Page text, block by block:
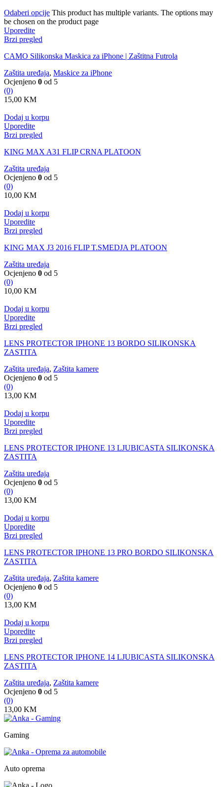
Odaberi opcije This product has multiple variants. The options may
be chosen on the product page
Uporedite
Brzi pregled
CAMO Silikonska Maskica za iPhone | Zaštitna Futrola
Zaštita uređaja, Maskice za iPhone
Ocjenjeno 0 od 5
(0)
15,00 KM
Dodaj u korpu
Uporedite
Brzi pregled
KING MAX A31 FLIP CRNA PLATOON
Zaštita uređaja
Ocjenjeno 0 od 5
(0)
10,00 KM
Dodaj u korpu
Uporedite
Brzi pregled
KING MAX J3 2016 FLIP T.SMEDJA PLATOON
Zaštita uređaja
Ocjenjeno 0 od 5
(0)
10,00 KM
Dodaj u korpu
Uporedite
Brzi pregled
LENS PROTECTOR IPHONE 13 BORDO SILIKONSKA
ZASTITA
Zaštita uređaja, Zaštita kamere
Ocjenjeno 0 od 5
(0)
13,00 KM
Dodaj u korpu
Uporedite
Brzi pregled
LENS PROTECTOR IPHONE 13 LJUBICASTA SILIKONSKA
ZASTITA
Zaštita uređaja
Ocjenjeno 0 od 5
(0)
13,00 KM
Dodaj u korpu
Uporedite
Brzi pregled
LENS PROTECTOR IPHONE 13 PRO BORDO SILIKONSKA
ZASTITA
Zaštita uređaja, Zaštita kamere
Ocjenjeno 0 od 5
(0)
13,00 KM
Dodaj u korpu
Uporedite
Brzi pregled
LENS PROTECTOR IPHONE 14 LJUBICASTA SILIKONSKA
ZASTITA
Zaštita uređaja, Zaštita kamere
Ocjenjeno 0 od 5
(0)
13,00 KM
Gaming
Auto oprema